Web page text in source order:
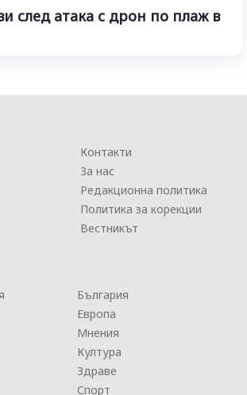
след атака с дрон по плаж в
Контакти
За нас
Редакционна политика
Политика за корекции
Вестникът
България
Европа
Мнения
Култура
Здраве
Спорт